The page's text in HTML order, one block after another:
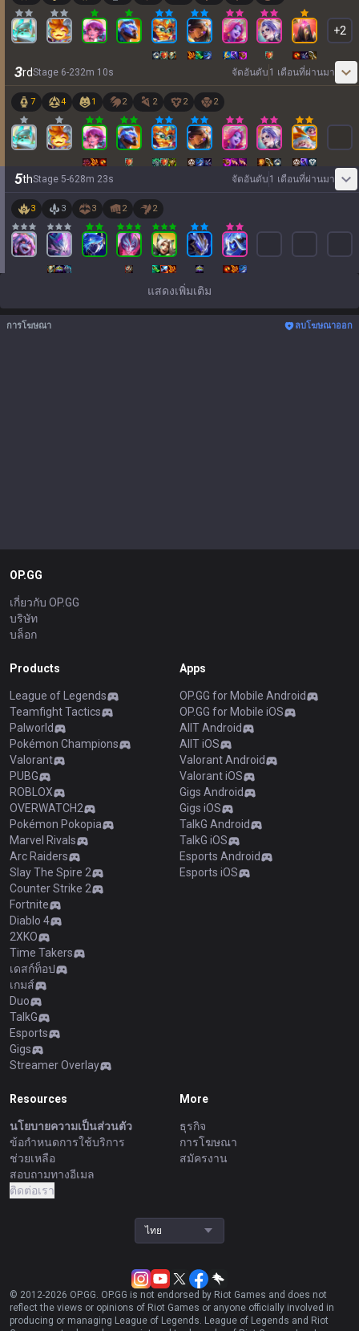
+2
3rdStage 6-232m 10s จัดอันดับ 1 เดือนที่ผ่านมา
7 4 1 2 2 2 2
5thStage 5-628m 23s จัดอันดับ 1 เดือนที่ผ่านมา
3 3 3 2 2
แสดงเพิ่มเติม
การโฆษณา ลบโฆษณาออก
OP.GG
เกี่ยวกับ OP.GG
บริษัท
บล็อก
Products
League of Legends
Teamfight Tactics
Palworld
Pokémon Champions
Valorant
PUBG
ROBLOX
OVERWATCH2
Pokémon Pokopia
Marvel Rivals
Arc Raiders
Slay The Spire 2
Counter Strike 2
Fortnite
Diablo 4
2XKO
Time Takers
เดสก์ท็อป
เกมส์
Duo
TalkG
Esports
Gigs
Streamer Overlay
Apps
OP.GG for Mobile Android
OP.GG for Mobile iOS
AllT Android
AllT iOS
Valorant Android
Valorant iOS
Gigs Android
Gigs iOS
TalkG Android
TalkG iOS
Esports Android
Esports iOS
Resources
นโยบายความเป็นส่วนตัว
ข้อกำหนดการใช้บริการ
ช่วยเหลือ
สอบถามทางอีเมล
ติดต่อเรา
More
ธุรกิจ
การโฆษณา
สมัครงาน
ไทย
© 2012-2026 OP.GG. OP.GG is not endorsed by Riot Games and does not
reflect the views or opinions of Riot Games or anyone officially involved in
producing or managing League of Legends. League of Legends and Riot